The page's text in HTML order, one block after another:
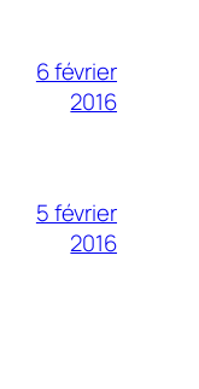
6 février
2016
5 février
2016